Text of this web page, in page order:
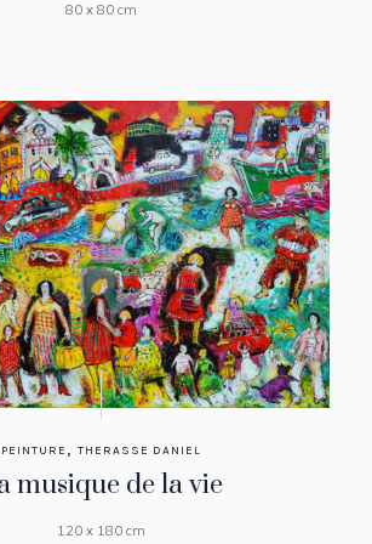
80 x 80 cm
PEINTURE , THERASSE DANIEL
musique de la vie
120 x 180 cm